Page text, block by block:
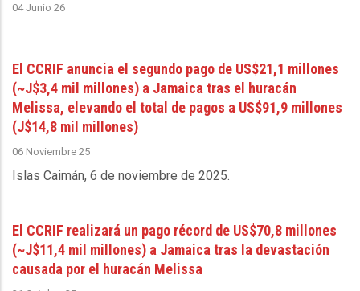
04 Junio 26
El CCRIF anuncia el segundo pago de US$21,1 millones
(~J$3,4 mil millones) a Jamaica tras el huracán
Melissa, elevando el total de pagos a US$91,9 millones
(J$14,8 mil millones)
06 Noviembre 25
Islas Caimán, 6 de noviembre de 2025.
El CCRIF realizará un pago récord de US$70,8 millones
(~J$11,4 mil millones) a Jamaica tras la devastación
causada por el huracán Melissa